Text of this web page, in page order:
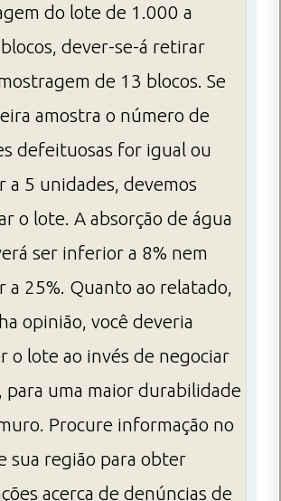
do lote de 1.000 a
dever-se-á retirar
de 13 blocos. Se
amostra o número de
defeituosas for igual ou
a 5 unidades, devemos
o lote. A absorção de água
ser inferior a 8% nem
a 25%. Quanto ao relatado,
opinião, você deveria
o lote ao invés de negociar
para uma maior durabilidade
Procure informação no
sua região para obter
acerca de denúncias de